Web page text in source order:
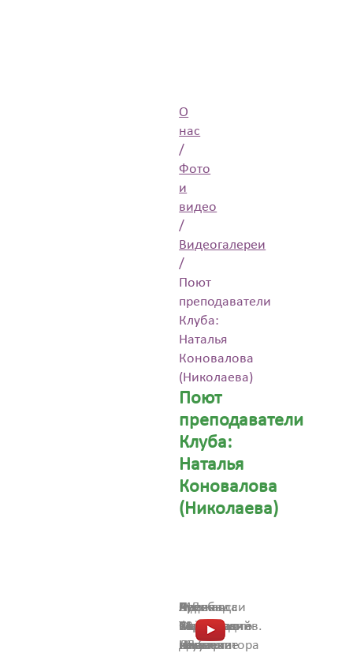
О
нас
/
Фото
и
видео
/
Видеогалереи
/
Поют
преподаватели
Клуба:
Наталья
Коновалова
(Николаева)
Поют
преподаватели
Клуба:
Наталья
Коновалова
(Николаева)
Ария
Мистера
Икс
Ave
Maria
Джузеппе
Серенада
Ф.
Шуберта
Песня
венгерского
композитора
Русская
народная
песня
П.
Чайковский
—
М.
Таривердиев.
«Песня
К.Дебюсси
«Звездная
ночь».